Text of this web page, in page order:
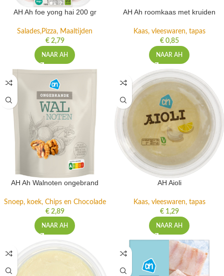
AH Ah foe yong hai 200 gr
Salades,Pizza, Maaltijden
€2,79
NAAR AH
AH Ah roomkaas met kruiden
Kaas, vleeswaren, tapas
€0,85
NAAR AH
AH Ah Walnoten ongebrand
Snoep, koek, Chips en Chocolade
€2,89
NAAR AH
AH Aioli
Kaas, vleeswaren, tapas
€1,29
NAAR AH